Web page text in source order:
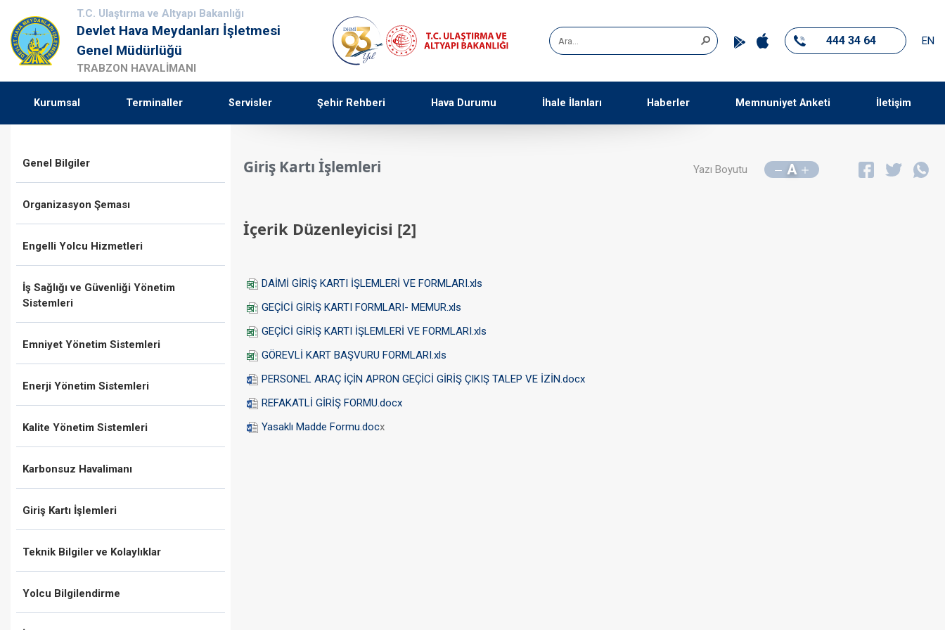
T.C. Ulaştırma ve Altyapı Bakanlığı
Devlet Hava Meydanları İşletmesi
Genel Müdürlüğü
TRABZON HAVALİMANI
444 34 64 EN
Kurumsal Terminaller Servisler Şehir Rehberi Hava Durumu İhale İlanları Haberler Memnuniyet Anketi İletişim
Genel Bilgiler
Organizasyon Şeması
Engelli Yolcu Hizmetleri
İş Sağlığı ve Güvenliği Yönetim
Sistemleri
Emniyet Yönetim Sistemleri
Enerji Yönetim Sistemleri
Kalite Yönetim Sistemleri
Karbonsuz Havalimanı
Giriş Kartı İşlemleri
Teknik Bilgiler ve Kolaylıklar
Yolcu Bilgilendirme
Giriş Kartı İşlemleri Yazı Boyutu A
İçerik Düzenleyicisi ‭[2]‬
DAİMİ GİRİŞ KARTI İŞLEMLERİ VE FORMLARI.xls
GEÇİCİ GİRİŞ KARTI FORMLARI- MEMUR.xls
GEÇİCİ GİRİŞ KARTI İŞLEMLERİ VE FORMLARI.xls
GÖREVLİ KART BAŞVURU FORMLARI.xls
PERSONEL ARAÇ İÇİN APRON GEÇİCİ GİRİŞ ÇIKIŞ TALEP VE İZİN.docx
REFAKATLİ GİRİŞ FORMU.docx
Yasaklı Madde Formu.docx